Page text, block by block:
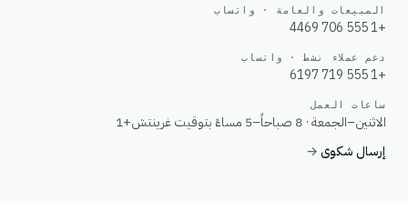
المبيعات والعامة · واتساب
+1 555 706 4469
دعم عملاء نشط · واتساب
+1 555 719 6197
ساعات العمل
الاثنين–الجمعة · 8 صباحاً–5 مساءً بتوقيت غرينتش+1
إرسال شكوى→